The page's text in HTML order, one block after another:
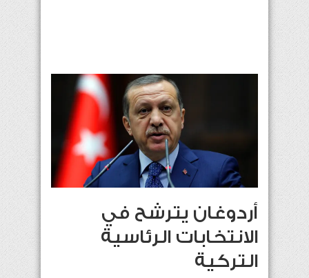
أردوغان يترشح في
الانتخابات الرئاسية
التركية